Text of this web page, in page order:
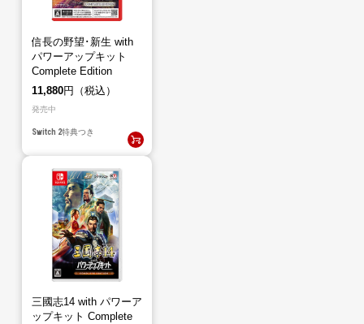
信長の野望･新生 with
パワーアップキット
Complete Edition
（Switch2）
11,880円（税込）
発売中
Switch 2特典つき
三國志14 with パワーア
ップキット Complete